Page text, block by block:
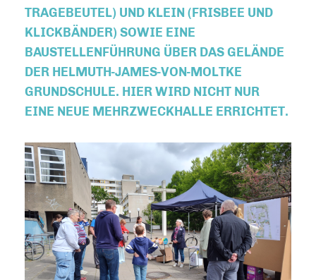
RAGEBEUTEL) UND KLEIN (FRISBEE UND K
LICKBÄNDER) SOWIE EINE B
AUSTELLENFÜHRUNG ÜBER DAS GELÄNDE D
ER HELMUTH-JAMES-VON-MOLTKE G
RUNDSCHULE. HIER WIRD NICHT NUR E
INE NEUE MEHRZWECKHALLE ERRICHTET.